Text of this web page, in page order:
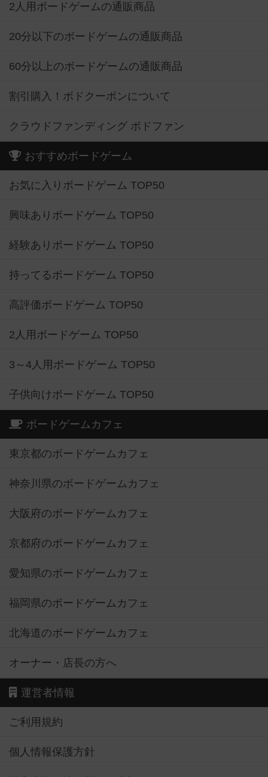
2人用ボードゲームの通販商品
20分以下のボードゲームの通販商品
60分以上のボードゲームの通販商品
割引購入！ボドクーポンについて
クラウドファンディング ボドファン
おすすめボードゲーム
お気に入りボードゲーム TOP50
興味ありボードゲーム TOP50
経験ありボードゲーム TOP50
持ってるボードゲーム TOP50
高評価ボードゲーム TOP50
2人用ボードゲーム TOP50
3～4人用ボードゲーム TOP50
子供向けボードゲーム TOP50
ボードゲームカフェ
東京都のボードゲームカフェ
神奈川県のボードゲームカフェ
大阪府のボードゲームカフェ
京都府のボードゲームカフェ
愛知県のボードゲームカフェ
福岡県のボードゲームカフェ
北海道のボードゲームカフェ
オーナー・店長の方へ
運営者情報
ご利用規約
個人情報保護方針